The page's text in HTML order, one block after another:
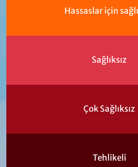
Hassaslar için
Sağlıksız
Çok Sağlıksız
Tehlikeli